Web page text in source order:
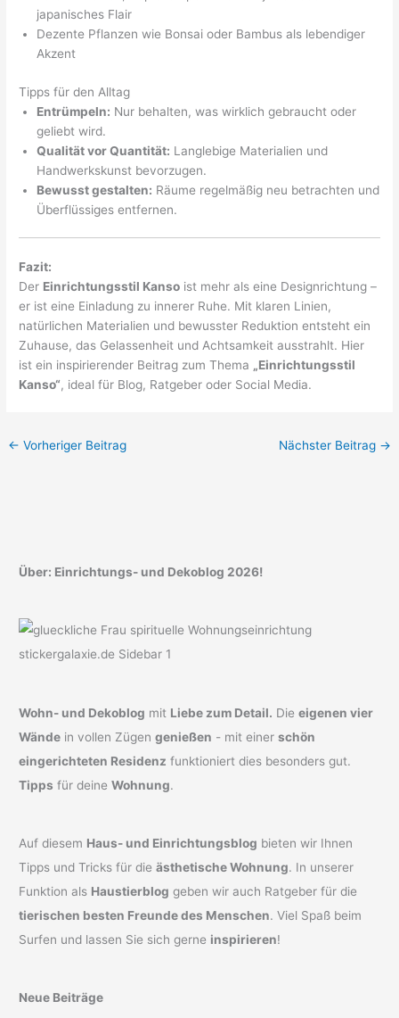
japanisches Flair
Dezente Pflanzen wie Bonsai oder Bambus als lebendiger
Akzent
Tipps für den Alltag
Entrümpeln: Nur behalten, was wirklich gebraucht oder
geliebt wird.
Qualität vor Quantität: Langlebige Materialien und
Handwerkskunst bevorzugen.
Bewusst gestalten: Räume regelmäßig neu betrachten und
Überflüssiges entfernen.
Fazit:
Der Einrichtungsstil Kanso ist mehr als eine Designrichtung –
er ist eine Einladung zu innerer Ruhe. Mit klaren Linien,
natürlichen Materialien und bewusster Reduktion entsteht ein
Zuhause, das Gelassenheit und Achtsamkeit ausstrahlt. Hier
ist ein inspirierender Beitrag zum Thema „Einrichtungsstil
Kanso“, ideal für Blog, Ratgeber oder Social Media.
← Vorheriger Beitrag Nächster Beitrag →
Über: Einrichtungs- und Dekoblog 2026!
Wohn- und Dekoblog mit Liebe zum Detail. Dieeigenen vier
Wände in vollen Zügengenießen - mit einerschön
eingerichteten Residenz funktioniert dies besonders gut.
Tipps für deineWohnung.
Auf diesem Haus- und Einrichtungsblog bieten wir Ihnen
Tipps und Tricks für dieästhetische Wohnung. In unserer
Funktion als Haustierblog geben wir auch Ratgeber für die
tierischen besten Freunde des Menschen. Viel Spaß beim
Surfen und lassen Sie sich gerne inspirieren!
Neue Beiträge